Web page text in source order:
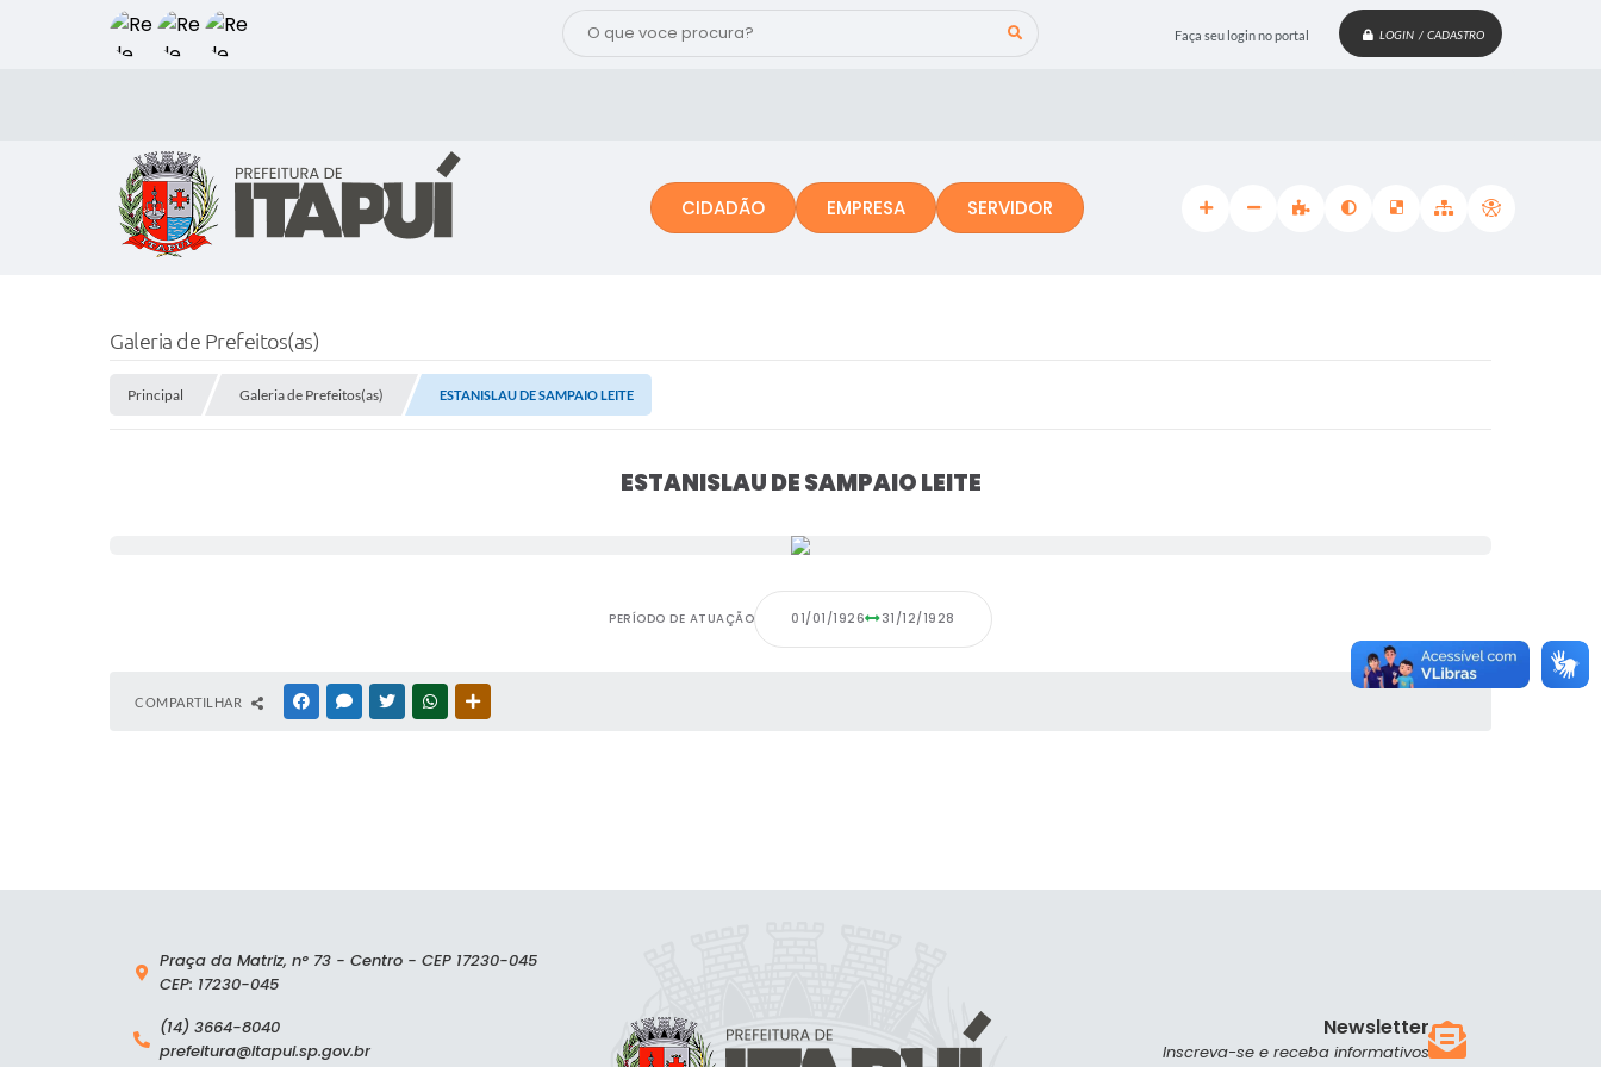
Faça seu login no portal LOGIN / CADASTRO
CIDADÃO EMPRESA SERVIDOR
Galeria de Prefeitos(as)
Principal Galeria de Prefeitos(as) ESTANISLAU DE SAMPAIO LEITE
ESTANISLAU DE SAMPAIO LEITE
PERÍODO DE ATUAÇÃO 01/01/1926 31/12/1928
COMPARTILHAR FACEBOOKMESSENGER
TWITTERWHATSAPP
Praça da Matriz, n° 73 - Centro - CEP 17230-045
CEP: 17230-045
(14) 3664-8040
prefeitura@itapui.sp.gov.br
Newsletter
Inscreva-se e receba informativos